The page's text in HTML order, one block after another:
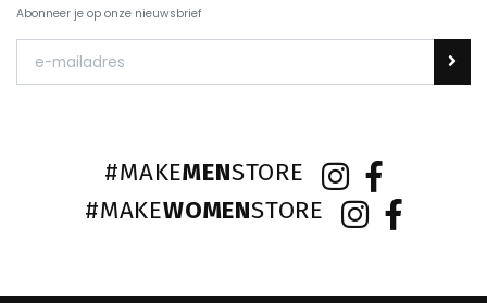
Abonneer je op onze nieuwsbrief
#MAKEMENSTORE
#MAKEWOMENSTORE